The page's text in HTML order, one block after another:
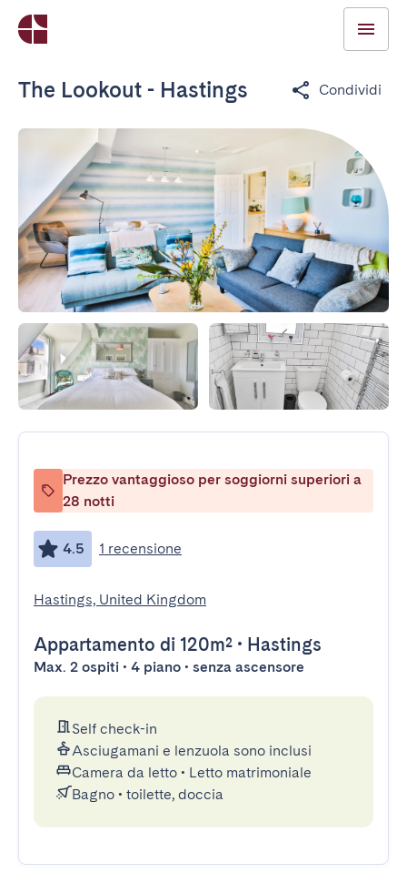
The Lookout - Hastings Condividi
Prezzo vantaggioso per soggiorni superiori a
28 notti
4.5 1 recensione
Hastings, United Kingdom
Appartamento di 120m² • Hastings
Max. 2 ospiti • 4 piano • senza ascensore
Self check-in
Asciugamani e lenzuola sono inclusi
Camera da letto • Letto matrimoniale
Bagno • toilette, doccia